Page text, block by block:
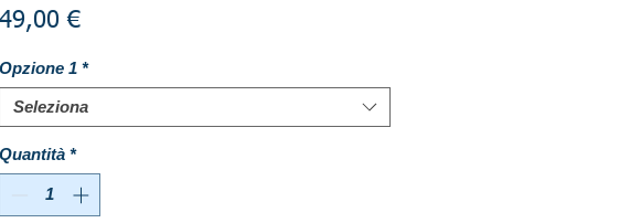
49,00 €Prezzo
Opzione 1 *
Seleziona
Quantità *